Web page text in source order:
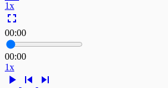
1x
fullscreen
00:00
00:00
1x
play_arrow skip_previous
skip_next